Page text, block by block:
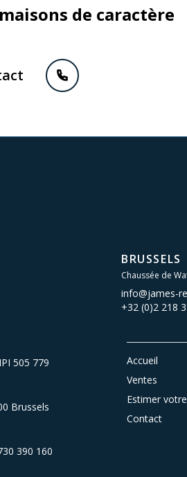
de caractère
BRUSSELS
Chaussée de
info@james-
+32 (0)2 218
505 779
Brussels
390 160
Accueil
Ventes
Estimer
Contact